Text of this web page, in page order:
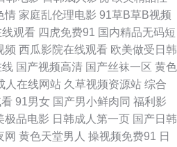
三区 日韩有码二级 五月激情网站 韩国无
肏屄图片吴梦梦 91在线视频国产 日本A片
干人人干 国产91精品5 天堂avbt 亚洲黄
尤物在线导航 美女色色 亚洲天堂91 三级
情 家庭乱伦理电影 91草B草B视频
线观看 四虎免费91 国内精品无码短
频 西瓜影院在线观看 欧美做受日韩
线 国产视频高清 国产丝袜一区 黄色
人在线网站 久草视频资源站 综合
91男女 国产男小鲜肉同 福利影
极品电影 日韩成人第一页 国产日韩
网 黄色天堂男人 操视频免费91 日